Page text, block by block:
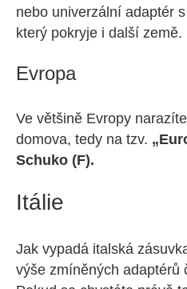
nebo univerzální adaptér
který pokryje i další země.
Evropa
Ve většině Evropy
domova, tedy na tzv.
Schuko (F).
Itálie
Jak vypadá italská
výše zmíněných adaptérů